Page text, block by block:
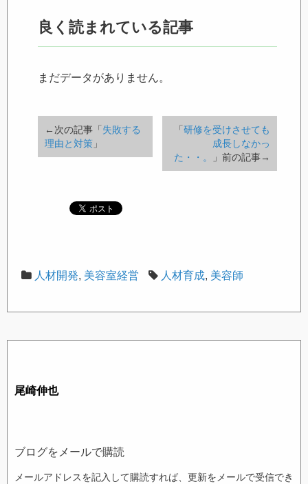
良く読まれている記事
まだデータがありません。
「 研修を受けさせても
成長しなかっ
た・・。
」前の記事→
←次の記事「 失敗する
理由と対策 」
人材開発, 美容室経営 人材育成, 美容師
ブログをメールで購読
メールアドレスを記入して購読すれば、更新をメールで受信でき